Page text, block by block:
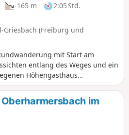
-165 m
2:05 Std.
Griesbach (Freiburg und
mit Start am
entlang des Weges und ein
Höhengasthaus
Weg zum kurzweiligen Erlebnis.
ist Strecke 9 der insgesamt
im